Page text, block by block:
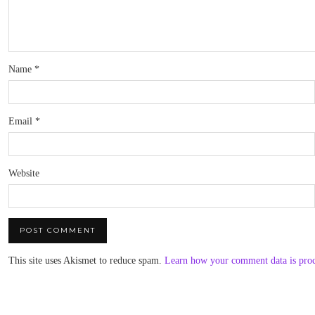
Name *
Email *
Website
This site uses Akismet to reduce spam. Learn how your comment data is